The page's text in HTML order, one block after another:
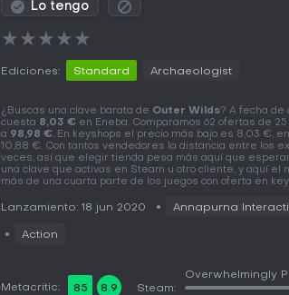
Lo tengo
★★★★★
Ediciones: Standard Archaeologist
¿Buscas una clave barata de Outer Wilds? A fecha de
cuesta 8,03 € en Eneba. Comparamos 62 ofertas de
a 98,98 €. En keyshops el precio más bajo es 8,03 €,
10,88 €. Con tantos vendedores la distancia entre los
veces, así que elegir tienda pesa más aquí que
una clave que activas en Steam u otro cliente, y aquí el
más de una cuarta parte de los juegos con oferta en
Lanzamiento: 18 jun 2020 Annapurna
Action
Metacritic: 85 8.9 Steam:
Overwhelmingly